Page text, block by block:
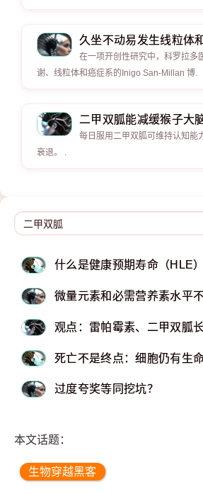
久坐不动易发生线粒体
在一项开创性研究中，科罗拉多
谢、线粒体和癌症系的Inigo San-Millan 博.
二甲双胍能减缓猴子大
每日服用二甲双胍可维持认知能
衰退。 .
什么是健康预期寿命（HLE）
微量元素和必需营养素水平
观点：雷帕霉素、二甲双胍
死亡不是终点：细胞仍有生
过度夸奖等同挖坑？
本文话题：
生物穿越黑客